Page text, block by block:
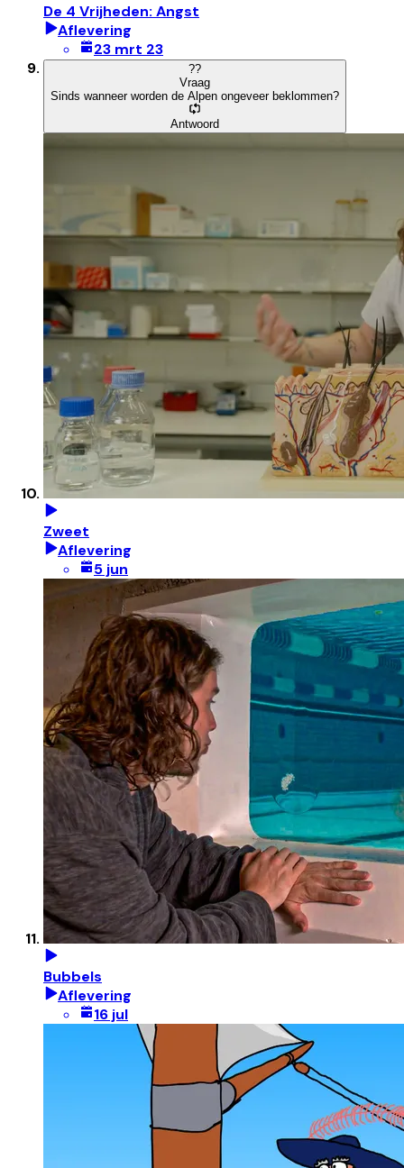
De 4 Vrijheden: Angst
Aflevering
23 mrt 23
??
Vraag
Sinds wanneer worden de Alpen ongeveer beklommen?
Antwoord
Zweet
Aflevering
5 jun
Bubbels
Aflevering
16 jul